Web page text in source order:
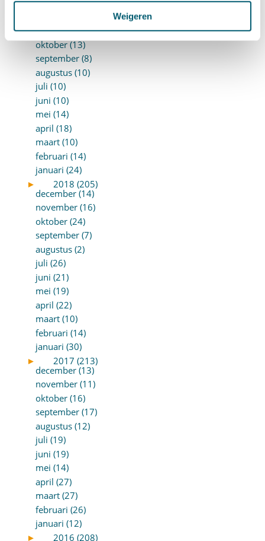
Weigeren
november (8)
oktober (13)
september (8)
augustus (10)
juli (10)
juni (10)
mei (14)
april (18)
maart (10)
februari (14)
januari (24)
►
2018 (205)
december (14)
november (16)
oktober (24)
september (7)
augustus (2)
juli (26)
juni (21)
mei (19)
april (22)
maart (10)
februari (14)
januari (30)
►
2017 (213)
december (13)
november (11)
oktober (16)
september (17)
augustus (12)
juli (19)
juni (19)
mei (14)
april (27)
maart (27)
februari (26)
januari (12)
►
2016 (208)